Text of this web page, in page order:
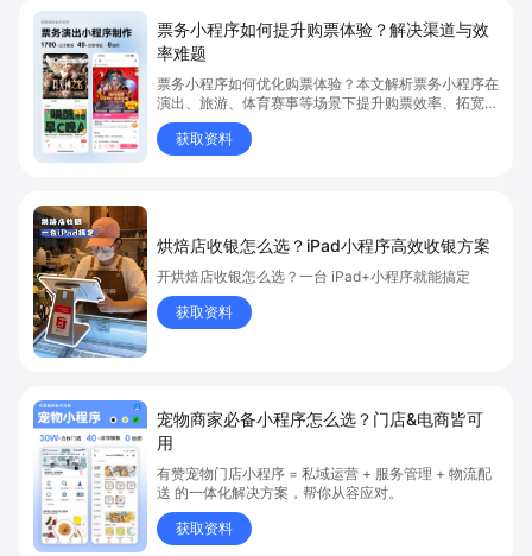
票务小程序如何提升购票体验？解决渠道与效
率难题
票务小程序如何优化购票体验？本文解析票务小程序在
演出、旅游、体育赛事等场景下提升购票效率、拓宽销
售渠道、实现会员精准营销的具体方式。关键词包括
“票务小程序”、“购票体验”、“购票效率”。
获取资料
烘焙店收银怎么选？iPad小程序高效收银方案
开烘焙店收银怎么选？一台 iPad+小程序就能搞定
获取资料
宠物商家必备小程序怎么选？门店&电商皆可
用
有赞宠物门店小程序 = 私域运营 + 服务管理 + 物流配
送 的一体化解决方案，帮你从容应对。
获取资料